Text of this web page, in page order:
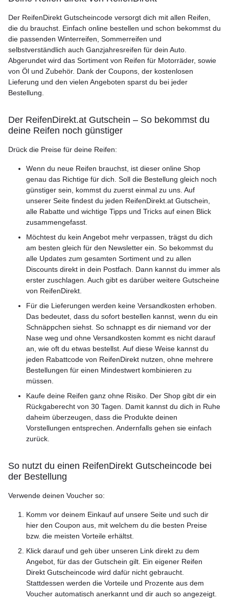
Der ReifenDirekt Gutscheincode versorgt dich mit allen Reifen,
die du brauchst. Einfach online bestellen und schon bekommst du
die passenden Winterreifen, Sommerreifen und
selbstverständlich auch Ganzjahresreifen für dein Auto.
Abgerundet wird das Sortiment von Reifen für Motorräder, sowie
von Öl und Zubehör. Dank der Coupons, der kostenlosen
Lieferung und den vielen Angeboten sparst du bei jeder
Bestellung.
Der ReifenDirekt.at Gutschein – So bekommst du
deine Reifen noch günstiger
Drück die Preise für deine Reifen:
Wenn du neue Reifen brauchst, ist dieser online Shop
genau das Richtige für dich. Soll die Bestellung gleich noch
günstiger sein, kommst du zuerst einmal zu uns. Auf
unserer Seite findest du jeden ReifenDirekt.at Gutschein,
alle Rabatte und wichtige Tipps und Tricks auf einen Blick
zusammengefasst.
Möchtest du kein Angebot mehr verpassen, trägst du dich
am besten gleich für den Newsletter ein. So bekommst du
alle Updates zum gesamten Sortiment und zu allen
Discounts direkt in dein Postfach. Dann kannst du immer als
erster zuschlagen. Auch gibt es darüber weitere Gutscheine
von ReifenDirekt.
Für die Lieferungen werden keine Versandkosten erhoben.
Das bedeutet, dass du sofort bestellen kannst, wenn du ein
Schnäppchen siehst. So schnappt es dir niemand vor der
Nase weg und ohne Versandkosten kommt es nicht darauf
an, wie oft du etwas bestellst. Auf diese Weise kannst du
jeden Rabattcode von ReifenDirekt nutzen, ohne mehrere
Bestellungen für einen Mindestwert kombinieren zu
müssen.
Kaufe deine Reifen ganz ohne Risiko. Der Shop gibt dir ein
Rückgaberecht von 30 Tagen. Damit kannst du dich in Ruhe
daheim überzeugen, dass die Produkte deinen
Vorstellungen entsprechen. Andernfalls gehen sie einfach
zurück.
So nutzt du einen ReifenDirekt Gutscheincode bei
der Bestellung
Verwende deinen Voucher so:
Komm vor deinem Einkauf auf unsere Seite und such dir
hier den Coupon aus, mit welchem du die besten Preise
bzw. die meisten Vorteile erhältst.
Klick darauf und geh über unseren Link direkt zu dem
Angebot, für das der Gutschein gilt. Ein eigener Reifen
Direkt Gutscheincode wird dafür nicht gebraucht.
Stattdessen werden die Vorteile und Prozente aus dem
Voucher automatisch anerkannt und dir auch so angezeigt.